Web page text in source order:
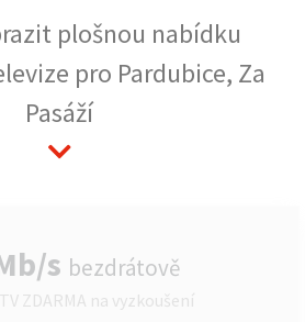
plošnou nabídku
pro Pardubice, Za
Pasáží
s bezdrátově
ZDARMA na vyzkoušení